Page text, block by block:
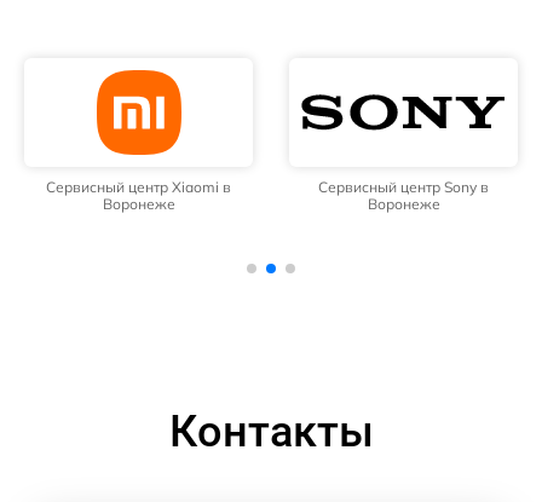
Сервисный центр Xiaomi в
Воронеже
Сервисный центр Sony в
Воронеже
Контакты